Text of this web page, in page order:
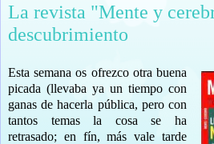
La revista "Mente y
descubrimiento
Esta semana os ofrezco otra buena
picada (llevaba ya un tiempo con
ganas de hacerla pública, pero con
tantos temas la cosa se ha
retrasado; en fín, más vale tarde